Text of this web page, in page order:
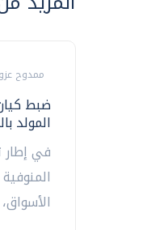
ممدوح
ضبط
المولد
في إطار